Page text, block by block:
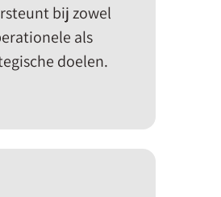
bij zowel
als
doelen.